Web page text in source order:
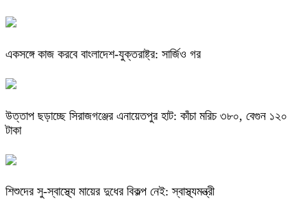
একসঙ্গে কাজ করবে বাংলাদেশ-যুক্তরাষ্ট্র: সার্জিও গর
উত্তাপ ছড়াচ্ছে সিরাজগঞ্জের এনায়েতপুর হাট: কাঁচা মরিচ ৩৮০, বেগুন ১২০
টাকা
শিশুদের সু-স্বাস্থ্যে মায়ের দুধের বিকল্প নেই: স্বাস্থ্যমন্ত্রী